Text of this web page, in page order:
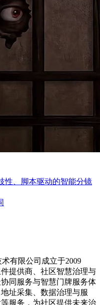
性、脚本驱动的智能分镜
有限公司成立于2009
提供商、社区智慧治理与
同服务与智慧门牌服务体
址采集、数据治理与服
服务，为社区提供未来治